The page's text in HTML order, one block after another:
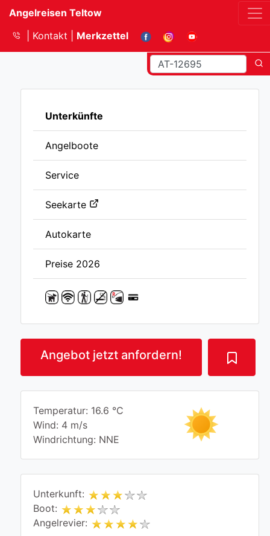
Angelreisen Teltow
Kontakt
Merkzettel
Unterkünfte
Angelboote
Service
Seekarte
Autokarte
Preise 2026
Angebot jetzt anfordern!
Temperatur: 16.6 °C
Wind: 4 m/s
Windrichtung: NNE
Unterkunft:
Boot:
Angelrevier: